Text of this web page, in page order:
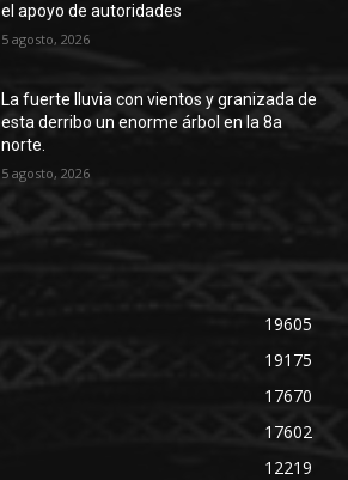
el apoyo de autoridades
5 agosto, 2026
La fuerte lluvia con vientos y granizada de
esta derribo un enorme árbol en la 8a
norte.
5 agosto, 2026
19605
19175
17670
17602
12219